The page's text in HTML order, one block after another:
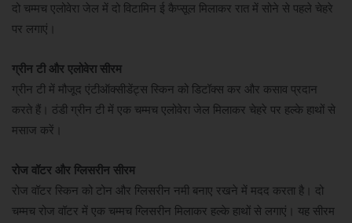
दो चम्मच एलोवेरा जेल में दो विटामिन ई कैप्सूल मिलाकर रात में सोने से पहले चेहरे
पर लगाएं।
ग्रीन टी और एलोवेरा सीरम
ग्रीन टी में मौजूद एंटीऑक्सीडेंट्स स्किन को डिटॉक्स कर और कसाव प्रदान
करते हैं। ठंडी ग्रीन टी में एक चम्मच एलोवेरा जेल मिलाकर चेहरे पर हल्के हाथों से
मसाज करें।
रोज वॉटर और ग्लिसरीन सीरम
रोज वॉटर स्किन को टोन और ग्लिसरीन नमी बनाए रखने में मदद करता है। दो
चम्मच रोज वॉटर में एक चम्मच ग्लिसरीन मिलाकर हल्के हाथों से लगाएं। यह सीरम